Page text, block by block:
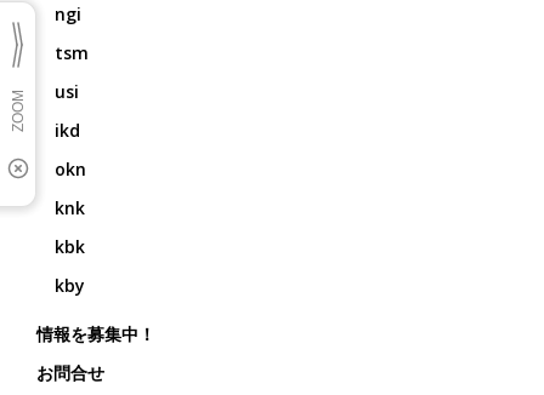
ngi
tsm
usi
ikd
okn
knk
kbk
kby
情報を募集中！
お問合せ